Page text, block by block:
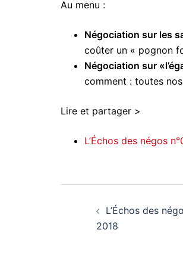
Au menu :
Négociation sur les
coûter un « pognon
Négociation sur
comment : toutes
Lire et partager >
L’Échos des négos
Navigation
d’article
L’Échos des
2018